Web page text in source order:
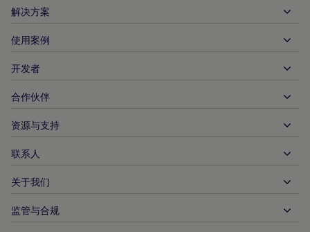
解决方案
入账
支出
全球收单
实时支付
发布
付款方式
APM
使用案例
接待服务
汽车
企业对企业
金融服务
政府付款
旅行与交通
开发者
开发者工具
API 参考文件
文件资料中心
合作伙伴
与我们合作
合作伙伴产品和解决方案
技术合作伙伴
合作伙伴 DNA
资源与支持
客户支持
商家资源
行业报告
联系人
商户销售咨询
首席执行官办公室
关于我们
业务概况
监管与合规